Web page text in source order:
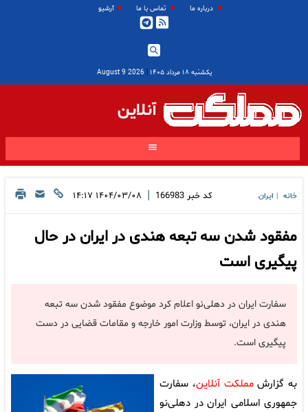
درباره ما تماس با ما آرشیو
یکشنبه ۱۸ مرداد ۱۴۰۵ |
2026 August 9
آنلاین
خانه ایران کد خبر 166983
| ۱۴۰۴/۰۳/۰۸ ۱۴:۱۷
مفقود شدن سه تبعه هندی در ایران در حال
پیگیری است
سفارت ایران در دهلی‌نو اعلام کرد موضوع مفقود شدن سه تبعه
هندی در ایران، توسط وزارت امور خارجه و مقامات قضایی در دست
پیگیری است.
به گزارشمملکت آنلاین، سفارت
جمهوری اسلامی ایران در دهلی‌نو